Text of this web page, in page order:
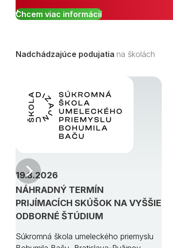
Chcem viac informácií
Nadchádzajúce podujatia na školách
NÁHRADNÝ TERMÍN
PRIJÍMACÍCH SKÚŠOK NA VYŠŠIE
ODBORNÉ ŠTÚDIUM
19.8.2026
Súkromná škola umeleckého priemyslu
Predchádzajúci